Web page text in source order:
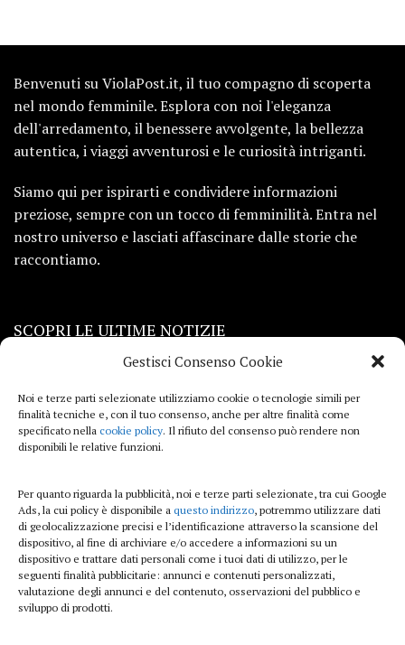
Gestisci Consenso Cookie
Noi e terze parti selezionate utilizziamo cookie o tecnologie simili per
finalità tecniche e, con il tuo consenso, anche per altre finalità come
specificato nella cookie policy. Il rifiuto del consenso può rendere non
disponibili le relative funzioni.
Per quanto riguarda la pubblicità, noi e terze parti selezionate, tra cui Google
Ads, la cui policy è disponibile a questo indirizzo, potremmo utilizzare dati
di geolocalizzazione precisi e l’identificazione attraverso la scansione del
dispositivo, al fine di archiviare e/o accedere a informazioni su un
dispositivo e trattare dati personali come i tuoi dati di utilizzo, per le
seguenti finalità pubblicitarie: annunci e contenuti personalizzati,
valutazione degli annunci e del contenuto, osservazioni del pubblico e
sviluppo di prodotti.
Benvenuti su ViolaPost.it, il tuo compagno di scoperta
nel mondo femminile. Esplora con noi l'eleganza
dell'arredamento, il benessere avvolgente, la bellezza
autentica, i viaggi avventurosi e le curiosità intriganti.
Siamo qui per ispirarti e condividere informazioni
preziose, sempre con un tocco di femminilità. Entra nel
nostro universo e lasciati affascinare dalle storie che
raccontiamo.
SCOPRI LE ULTIME NOTIZIE
Viaggi
Beauty e benessere
Curiosità
Lifestyle
Sport
iTech